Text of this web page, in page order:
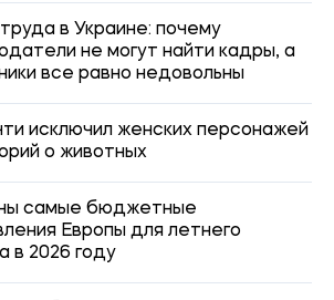
в Украине: почему
не могут найти кадры, а
все равно недовольны
исключил женских персонажей
о животных
самые бюджетные
Европы для летнего
в 2026 году